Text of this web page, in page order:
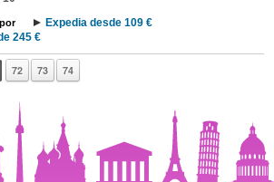
Expedia desde 109 €
245 €
72 73 74